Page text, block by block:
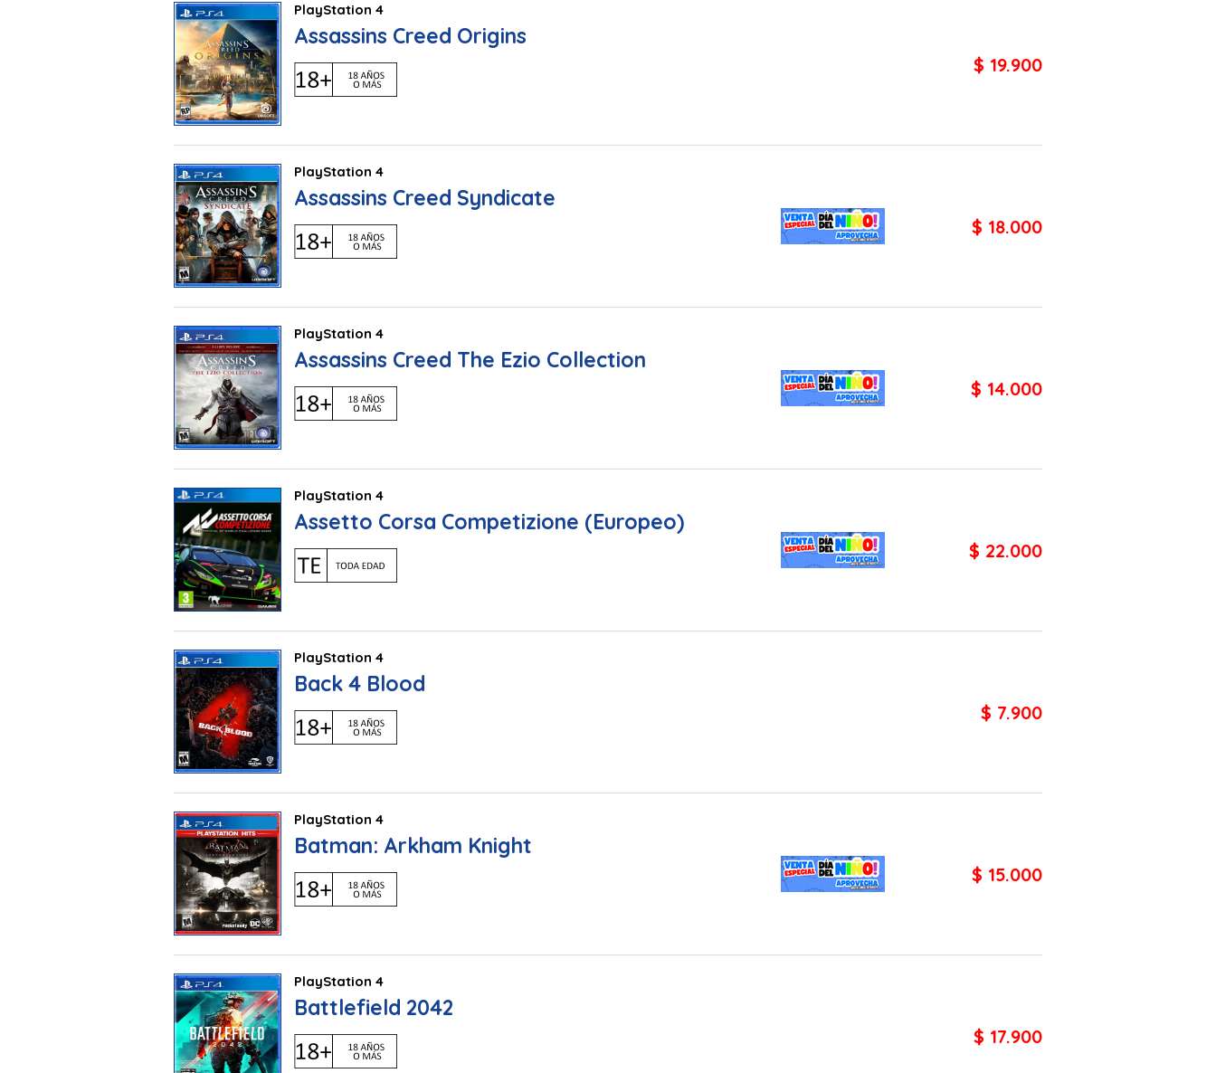
PlayStation 4
Assassins Creed Origins
$ 19.900
PlayStation 4
Assassins Creed Syndicate
$ 18.000
PlayStation 4
Assassins Creed The Ezio Collection
$ 14.000
PlayStation 4
Assetto Corsa Competizione (Europeo)
$ 22.000
PlayStation 4
Back 4 Blood
$ 7.900
PlayStation 4
Batman: Arkham Knight
$ 15.000
PlayStation 4
Battlefield 2042
$ 17.900